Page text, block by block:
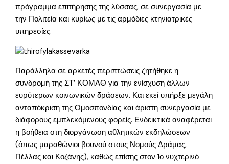
πρόγραμμα επιτήρησης της λύσσας, σε συνεργασία με
την Πολιτεία και κυρίως με τις αρμόδιες κτηνιατρικές
υπηρεσίες.
Παράλληλα σε αρκετές περιπτώσεις ζητήθηκε η
συνδρομή της ΣΤ’ ΚΟΜΑΘ για την ενίσχυση άλλων
ευρύτερων κοινωνικών δράσεων. Και εκεί υπήρξε μεγάλη
ανταπόκριση της Ομοσπονδίας και άριστη συνεργασία με
διάφορους εμπλεκόμενους φορείς. Ενδεικτικά αναφέρεται
η βοήθεια στη διοργάνωση αθλητικών εκδηλώσεων
(όπως μαραθώνιοι βουνού στους Νομούς Δράμας,
Πέλλας και Κοζάνης), καθώς επίσης στον 1ο νυχτερινό